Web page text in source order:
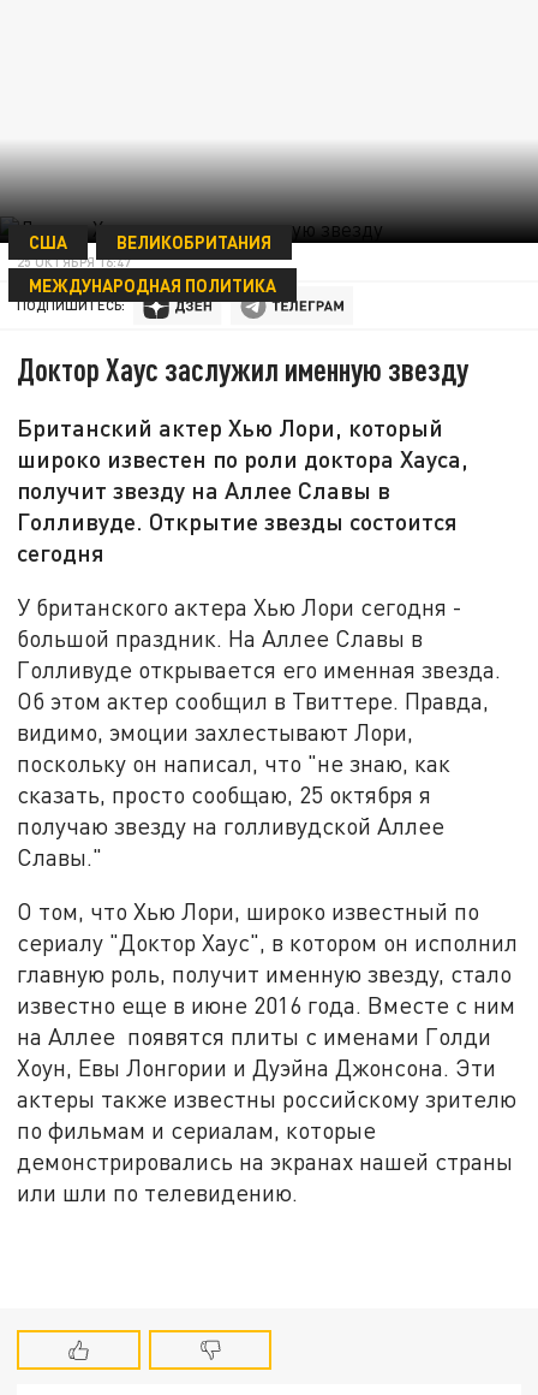
США
ВЕЛИКОБРИТАНИЯ
МЕЖДУНАРОДНАЯ ПОЛИТИКА
25 ОКТЯБРЯ 16:47
ПОДПИШИТЕСЬ:
Доктор Хаус заслужил именную звезду
Британский актер Хью Лори, который
широко известен по роли доктора Хауса,
получит звезду на Аллее Славы в
Голливуде. Открытие звезды состоится
сегодня
У британского актера Хью Лори сегодня -
большой праздник. На Аллее Славы в
Голливуде открывается его именная звезда.
Об этом актер сообщил в Твиттере. Правда,
видимо, эмоции захлестывают Лори,
поскольку он написал, что "не знаю, как
сказать, просто сообщаю, 25 октября я
получаю звезду на голливудской Аллее
Славы."
О том, что Хью Лори, широко известный по
сериалу "Доктор Хаус", в котором он исполнил
главную роль, получит именную звезду, стало
известно еще в июне 2016 года. Вместе с ним
на Аллее появятся плиты с именами Голди
Хоун, Евы Лонгории и Дуэйна Джонсона. Эти
актеры также известны российскому зрителю
по фильмам и сериалам, которые
демонстрировались на экранах нашей страны
или шли по телевидению.